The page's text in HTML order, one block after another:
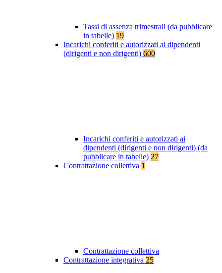
Tassi di assenza trimestrali (da pubblicare
in tabelle) 19
Incarichi conferiti e autorizzati ai dipendenti
(dirigenti e non dirigenti) 600
Incarichi conferiti e autorizzati ai
dipendenti (dirigenti e non dirigenti) (da
pubblicare in tabelle) 27
Contrattazione collettiva 1
Contrattazione collettiva
Contrattazione integrativa 25